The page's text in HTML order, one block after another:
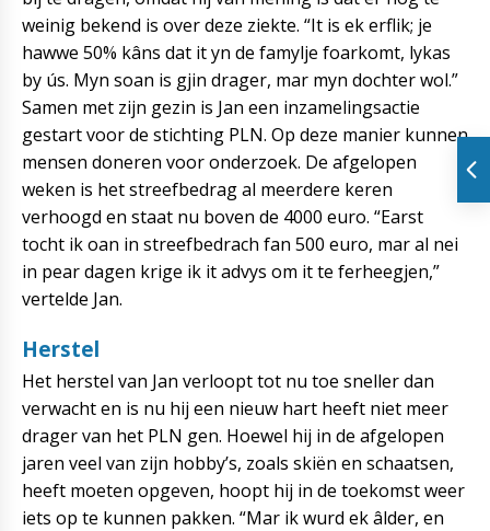
weinig bekend is over deze ziekte. “It is ek erflik; je
hawwe 50% kâns dat it yn de famylje foarkomt, lykas
by ús. Myn soan is gjin drager, mar myn dochter wol.”
Samen met zijn gezin is Jan een inzamelingsactie
gestart voor de stichting PLN. Op deze manier kunnen
mensen doneren voor onderzoek. De afgelopen
weken is het streefbedrag al meerdere keren
verhoogd en staat nu boven de 4000 euro. “Earst
tocht ik oan in streefbedrach fan 500 euro, mar al nei
in pear dagen krige ik it advys om it te ferheegjen,”
vertelde Jan.
Herstel
Het herstel van Jan verloopt tot nu toe sneller dan
verwacht en is nu hij een nieuw hart heeft niet meer
drager van het PLN gen. Hoewel hij in de afgelopen
jaren veel van zijn hobby’s, zoals skiën en schaatsen,
heeft moeten opgeven, hoopt hij in de toekomst weer
iets op te kunnen pakken. “Mar ik wurd ek âlder, en